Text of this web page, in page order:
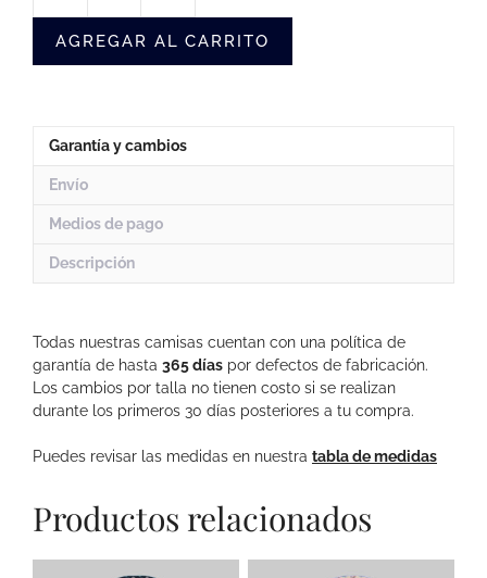
Algodón
Verde
Hombre
AGREGAR AL CARRITO
Garantía y cambios
Envío
Medios de pago
Descripción
Todas nuestras camisas cuentan con una política de
garantía de hasta 365 días por defectos de fabricación.
Los cambios por talla no tienen costo si se realizan
durante los primeros 30 días posteriores a tu compra.
Puedes revisar las medidas en nuestra tabla de medidas
Productos relacionados